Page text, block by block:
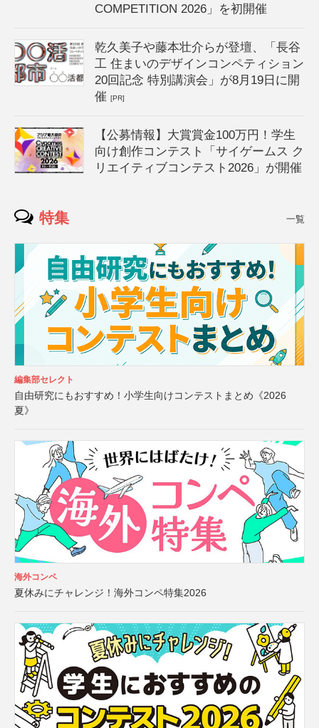
COMPETITION 2026」を初開催
乾久美子や藤本壮介らが登壇、「長谷
工 住まいのデザインコンペティション
20回記念 特別講演会」が8月19日に開
催[PR]
【公募情報】大賞賞金100万円！学生
向け創作コンテスト「サイゲームス ク
リエイティブコンテスト2026」が開催
特集 一覧
編集部セレクト
自由研究にもおすすめ！小学生向けコンテストまとめ《2026
夏》
海外コンペ
夏休みにチャレンジ！海外コンペ特集2026